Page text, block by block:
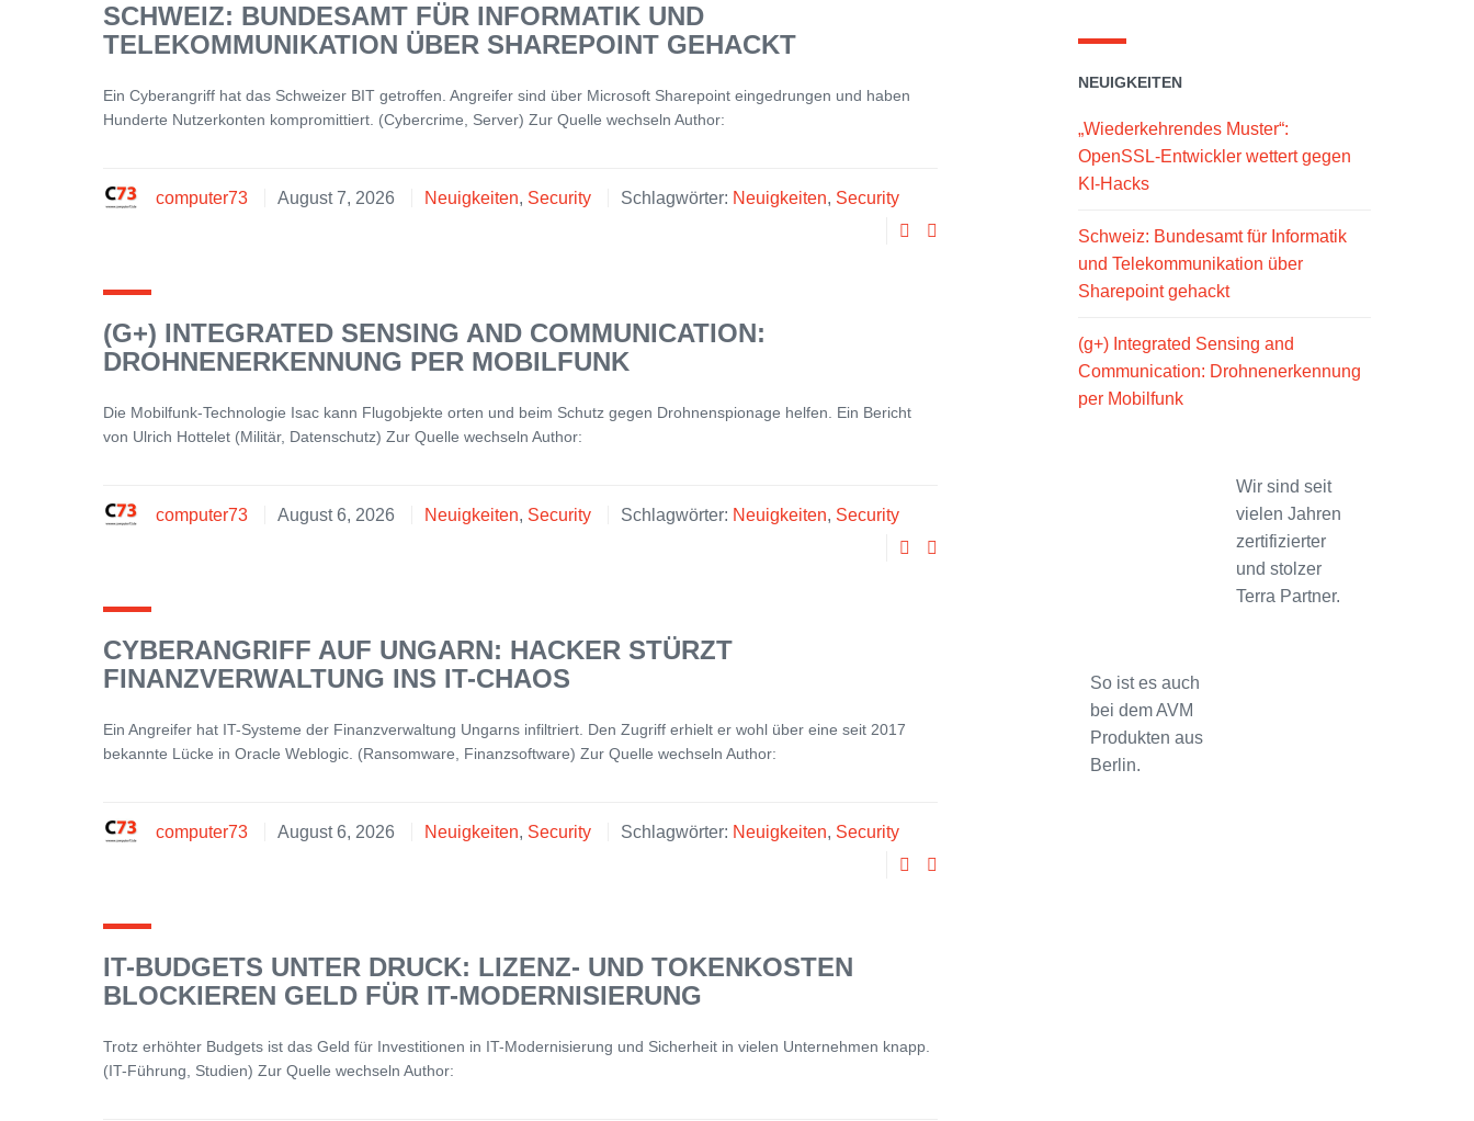
SCHWEIZ: BUNDESAMT FÜR INFORMATIK UND
TELEKOMMUNIKATION ÜBER SHAREPOINT GEHACKT
Ein Cyberangriff hat das Schweizer BIT getroffen. Angreifer sind über Microsoft Sharepoint eingedrungen und haben
Hunderte Nutzerkonten kompromittiert. (Cybercrime, Server) Zur Quelle wechseln Author:
computer73 August 7, 2026 Neuigkeiten, Security Schlagwörter: Neuigkeiten, Security
(G+) INTEGRATED SENSING AND COMMUNICATION:
DROHNENERKENNUNG PER MOBILFUNK
Die Mobilfunk-Technologie Isac kann Flugobjekte orten und beim Schutz gegen Drohnenspionage helfen. Ein Bericht
von Ulrich Hottelet (Militär, Datenschutz) Zur Quelle wechseln Author:
computer73 August 6, 2026 Neuigkeiten, Security Schlagwörter: Neuigkeiten, Security
CYBERANGRIFF AUF UNGARN: HACKER STÜRZT
FINANZVERWALTUNG INS IT-CHAOS
Ein Angreifer hat IT-Systeme der Finanzverwaltung Ungarns infiltriert. Den Zugriff erhielt er wohl über eine seit 2017
bekannte Lücke in Oracle Weblogic. (Ransomware, Finanzsoftware) Zur Quelle wechseln Author:
computer73 August 6, 2026 Neuigkeiten, Security Schlagwörter: Neuigkeiten, Security
IT-BUDGETS UNTER DRUCK: LIZENZ- UND TOKENKOSTEN
BLOCKIEREN GELD FÜR IT-MODERNISIERUNG
Trotz erhöhter Budgets ist das Geld für Investitionen in IT-Modernisierung und Sicherheit in vielen Unternehmen knapp.
(IT-Führung, Studien) Zur Quelle wechseln Author:
NEUIGKEITEN
„Wiederkehrendes Muster“:
OpenSSL-Entwickler wettert gegen
KI-Hacks
Schweiz: Bundesamt für Informatik
und Telekommunikation über
Sharepoint gehackt
(g+) Integrated Sensing and
Communication: Drohnenerkennung
per Mobilfunk
Wir sind seit
vielen Jahren
zertifizierter
und stolzer
Terra Partner.
So ist es auch
bei dem AVM
Produkten aus
Berlin.